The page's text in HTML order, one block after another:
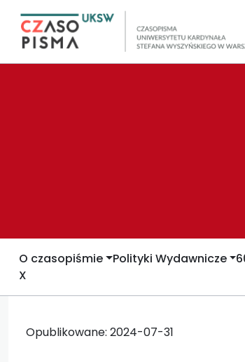
O czasopiśmie Polityki Wydawnicze
X
Opublikowane: 2024-07-31